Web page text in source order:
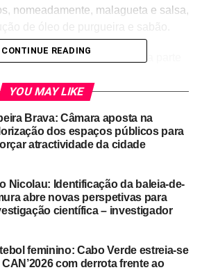
nomeadamente, malagueta e salsa,
sozinha, mas antes eu fazia parte
seu negócio caseiro, trabalhava
de produtos naturais,
que ela faz hoje a partir da sua
fazer parte daquela sociedade não
“desejado” e resolveu
tem sido “muito melhor”.
CONTINUE READING
YOU MAY LIKE
Brava: Câmara aposta na
dos espaços públicos para
atractividade da cidade
Nicolau: Identificação da baleia-de-
abre novas perspetivas para
científica – investigador
feminino: Cabo Verde estreia-se
CAN’2026 com derrota frente ao